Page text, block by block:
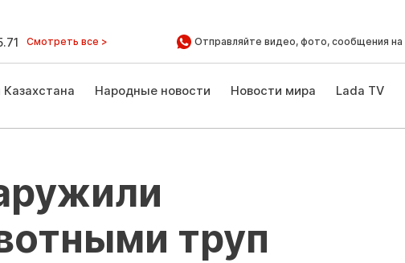
Смотреть все > Отправляйте видео, фото, сообщения на
Народные новости Новости мира Lada TV
труп